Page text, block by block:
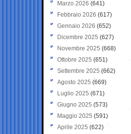
Marzo 2026 (641)
Febbraio 2026 (617)
Gennaio 2026 (652)
Dicembre 2025 (627)
Novembre 2025 (668)
Ottobre 2025 (651)
Settembre 2025 (662)
Agosto 2025 (669)
Luglio 2025 (671)
Giugno 2025 (573)
Maggio 2025 (591)
Aprile 2025 (622)